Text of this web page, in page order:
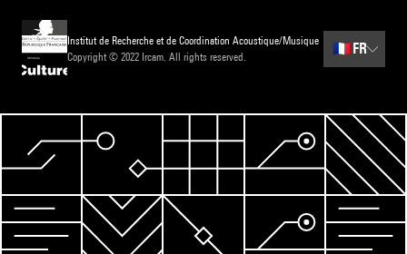
Institut de Recherche et de Coordination Acoustique/Musique
Copyright © 2022 Ircam. All rights reserved.
🇫🇷 FR